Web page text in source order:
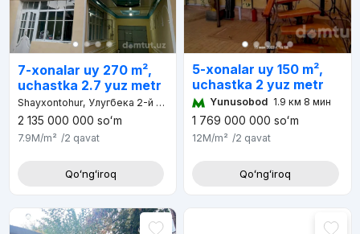
7-xonalar uy 270 m²,
uchastka 2.7 yuz metr
Shayxontohur, Улугбека 2-й проезд, Аклан махалля
2 135 000 000 soʻm
7.9M/m² /2 qavat
Qoʻngʻiroq
5-xonalar uy 150 m²,
uchastka 2 yuz metr
Yunusobod 1.9 км 8 мин
1 769 000 000 soʻm
12M/m² /2 qavat
Qoʻngʻiroq